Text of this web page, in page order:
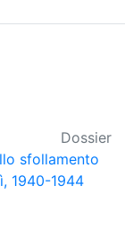
Dossier